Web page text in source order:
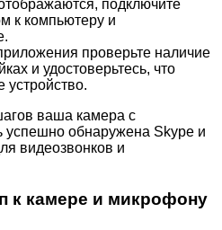
подключите
к компьютеру и
проверьте наличие
и удостоверьтесь, что
ваша камера с
обнаружена Skype и
видеозвонков и
к камере и микрофону